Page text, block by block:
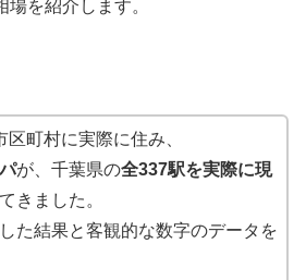
場を紹介します。
区町村に実際に住み、
が、千葉県の全337駅を実際に現
きました。
た結果と客観的な数字のデータを